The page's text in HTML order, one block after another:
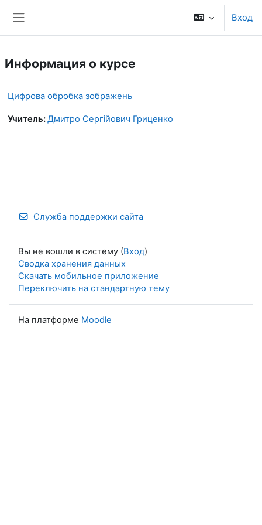
Вход
Информация о курсе
Цифрова обробка зображень
Учитель:Дмитро Сергійович Гриценко
Служба поддержки сайта
Вы не вошли в систему (Вход)
Сводка хранения данных
Скачать мобильное приложение
Переключить на стандартную тему
На платформе Moodle